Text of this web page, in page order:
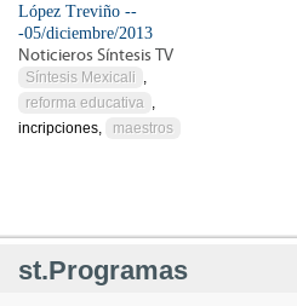
López Treviño --
-05/diciembre/2013
Noticieros Síntesis TV
Síntesis Mexicali ,
reforma educativa ,
incripciones,
maestros
st.Programas